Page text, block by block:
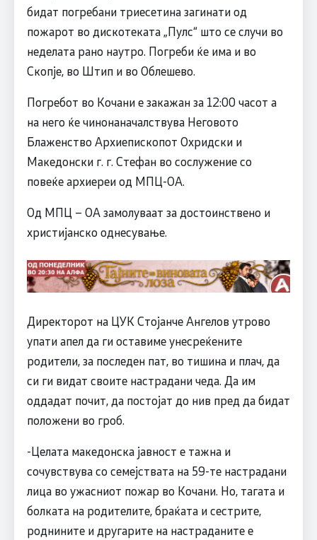
бидат погребани триесетина загинати од
пожарот во дискотеката „Пулс“ што се случи во
неделата рано наутро. Погреби ќе има и во
Скопје, во Штип и во Облешево.
Погребот во Кочани е закажан за 12:00 часот а
на него ќе чинонаначaлствува Неговото
Блаженство Архиепископот Охридски и
Македонски г. г. Стефан во сослужение со
повеќе архиереи од МПЦ-OA.
Од МПЦ – ОА замолуваат за достоинствено и
христијанско однесување.
Директорот на ЦУК Стојанче Ангелов утрово
упати апел да ги оставиме унесреќените
родители, за последен пат, во тишина и плач, да
си ги видат своите настрадани чеда. Да им
оддадат почит, да постојат до нив пред да бидат
положени во гроб.
-Целата македонска јавност е тажна и
сочувствува со семејствата на 59-те настрадани
лица во ужасниот пожар во Кочани. Но, тагата и
болката на родителите, браќата и сестрите,
роднините и другарите на настраданите е